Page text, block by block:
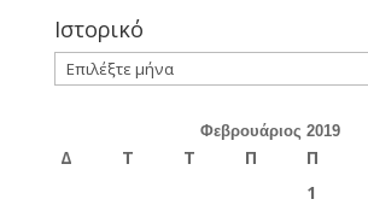
Ιστορικό
Ιστορικό
Φεβρουάριος 2019
Δ Τ Τ Π Π
1